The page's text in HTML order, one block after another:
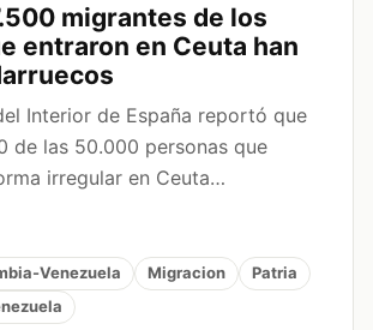
migrantes de los
entraron en Ceuta han
Interior de España reportó que
de las 50.000 personas que
irregular en Ceuta…
Venezuela Migracion
Patria